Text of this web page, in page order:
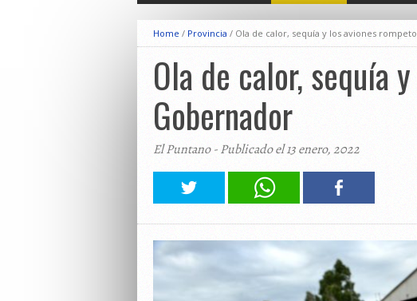
Home / Provincia / Ola de calor, sequía y los aviones
Ola de calor, sequía
Gobernador
El Puntano - Publicado el 13 enero, 2022